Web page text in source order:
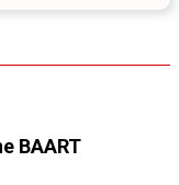
BAART